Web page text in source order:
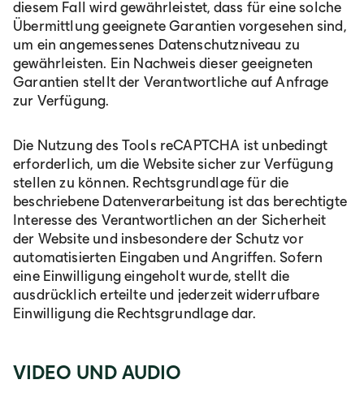
diesem Fall wird gewährleistet, dass für eine solche
Übermittlung geeignete Garantien vorgesehen sind,
um ein angemessenes Datenschutzniveau zu
gewährleisten. Ein Nachweis dieser geeigneten
Garantien stellt der Verantwortliche auf Anfrage
zur Verfügung.
Die Nutzung des Tools reCAPTCHA ist unbedingt
erforderlich, um die Website sicher zur Verfügung
stellen zu können. Rechtsgrundlage für die
beschriebene Datenverarbeitung ist das berechtigte
Interesse des Verantwortlichen an der Sicherheit
der Website und insbesondere der Schutz vor
automatisierten Eingaben und Angriffen. Sofern
eine Einwilligung eingeholt wurde, stellt die
ausdrücklich erteilte und jederzeit widerrufbare
Einwilligung die Rechtsgrundlage dar.
VIDEO UND AUDIO